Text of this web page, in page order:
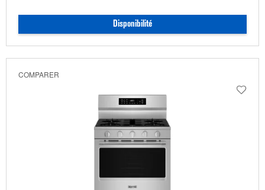
Disponibilité
COMPARER